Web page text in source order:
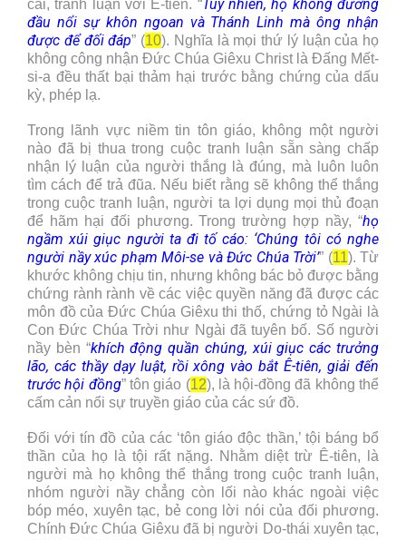
cãi, tranh luận với Ê-tiên. “Tuy nhiên, họ không đương
đầu nổi sự khôn ngoan và Thánh Linh mà ông nhận
được để đối đáp” (10). Nghĩa là mọi thứ lý luận của họ
không công nhận Đức Chúa Giêxu Christ là Đấng Mết-
si-a đều thất bại thảm hại trước bằng chứng của dấu
kỳ, phép lạ.
Trong lãnh vực niềm tin tôn giáo, không một người
nào đã bị thua trong cuộc tranh luận sẵn sàng chấp
nhận lý luận của người thắng là đúng, mà luôn luôn
tìm cách để trả đũa. Nếu biết rằng sẽ không thể thắng
trong cuộc tranh luận, người ta lợi dụng mọi thủ đoạn
để hãm hại đối phương. Trong trường hợp nầy, “họ
ngầm xúi giục người ta đi tố cáo: ‘Chúng tôi có nghe
người nầy xúc phạm Môi-se và Đức Chúa Trời’” (11). Từ
khước không chịu tin, nhưng không bác bỏ được bằng
chứng rành rành về các việc quyền năng đã được các
môn đồ của Đức Chúa Giêxu thi thố, chứng tỏ Ngài là
Con Đức Chúa Trời như Ngài đã tuyên bố. Số người
nầy bèn “khích động quần chúng, xúi giục các trưởng
lão, các thầy dạy luật, rồi xông vào bắt Ê-tiên, giải đến
trước hội đồng” tôn giáo (12), là hội-đồng đã không thể
cấm cản nổi sự truyền giáo của các sứ đồ.
Đối với tín đồ của các ‘tôn giáo độc thần,’ tội báng bổ
thần của họ là tội rất nặng. Nhằm diệt trừ Ê-tiên, là
người mà họ không thể thắng trong cuộc tranh luận,
nhóm người nầy chẳng còn lối nào khác ngoài việc
bóp méo, xuyên tạc, bẻ cong lời nói của đối phương.
Chính Đức Chúa Giêxu đã bị người Do-thái xuyên tạc,